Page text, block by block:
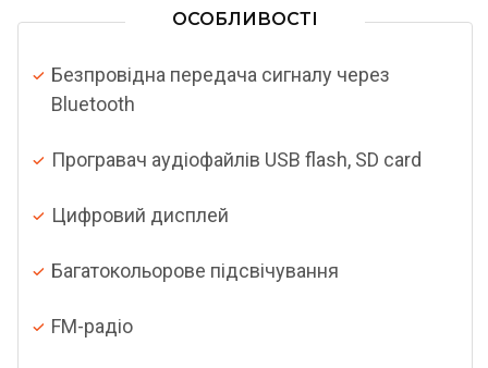
ОСОБЛИВОСТІ
Безпровідна передача сигналу через
Bluetooth
Програвач аудіофайлів USB flash, SD card
Цифровий дисплей
Багатокольорове підсвічування
FM-радіо